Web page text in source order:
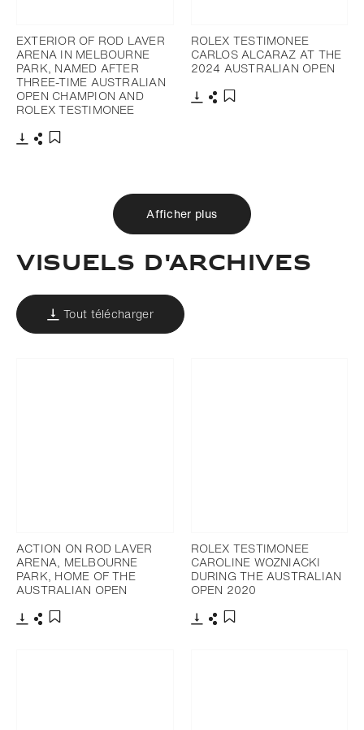
EXTERIOR OF ROD LAVER
ARENA IN MELBOURNE
PARK, NAMED AFTER
THREE-TIME AUSTRALIAN
OPEN CHAMPION AND
ROLEX TESTIMONEE
ROLEX TESTIMONEE
CARLOS ALCARAZ AT THE
2024 AUSTRALIAN OPEN
Afficher plus
VISUELS D'ARCHIVES
Tout télécharger
ACTION ON ROD LAVER
ARENA, MELBOURNE
PARK, HOME OF THE
AUSTRALIAN OPEN
ROLEX TESTIMONEE
CAROLINE WOZNIACKI
DURING THE AUSTRALIAN
OPEN 2020